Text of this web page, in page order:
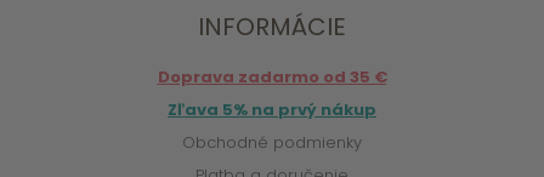
INFORMÁCIE
Doprava zadarmo od 35 €
Zľava 5% na prvý nákup
Obchodné podmienky